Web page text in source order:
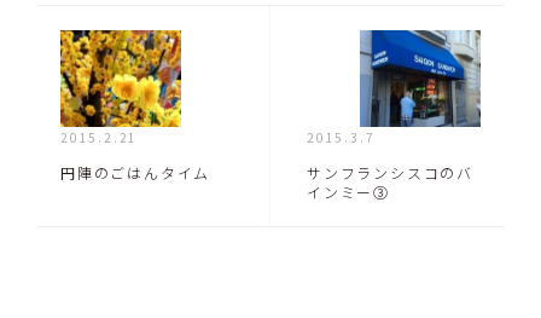
2015.2.21
円陣のごはんタイム
2015.3.7
サンフランシスコのバ
インミー③